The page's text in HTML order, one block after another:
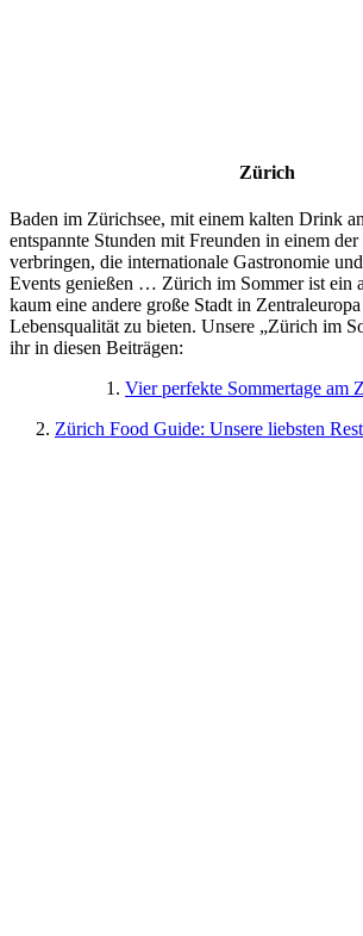
Zürich
Baden im Zürichsee, mit einem kalten Drink
entspannte Stunden mit Freunden in einem
verbringen, die internationale Gastronomie
Events genießen … Zürich im Sommer ist ein
kaum eine andere große Stadt in
Lebensqualität zu bieten. Unsere „Zürich im
ihr in diesen Beiträgen:
1. Vier perfekte Sommertage am
2. Zürich Food Guide: Unsere liebsten